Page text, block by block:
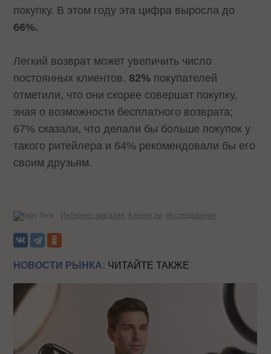
покупку. В этом году эта цифра выросла до
66%.
Легкий возврат может увеличить число
постоянных клиентов. 82% покупателей
отметили, что они скорее совершат покупку,
зная о возможности бесплатного возврата;
67% сказали, что делали бы больше покупок у
такого ритейлера и 64% рекомендовали бы его
своим друзьям.
Теги: Интернет-магазин Клиентам Исследования
НОВОСТИ РЫНКА: ЧИТАЙТЕ ТАКЖЕ